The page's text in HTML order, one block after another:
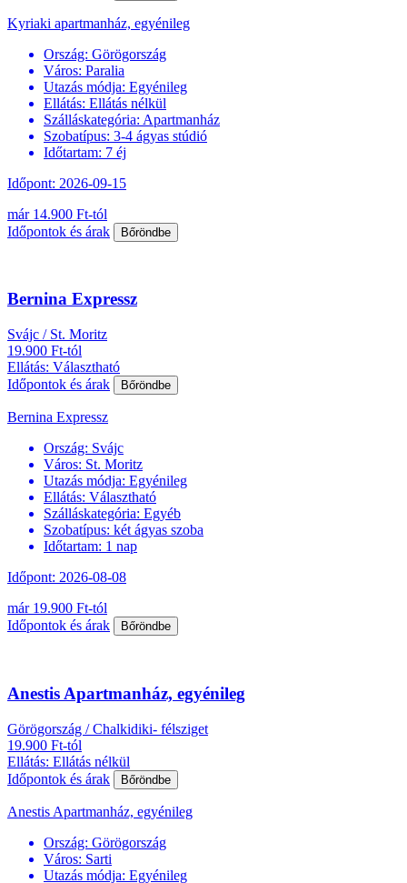
Kyriaki apartmanház, egyénileg
Ország: Görögország
Város: Paralia
Utazás módja: Egyénileg
Ellátás: Ellátás nélkül
Szálláskategória: Apartmanház
Szobatípus: 3-4 ágyas stúdió
Időtartam: 7 éj
Időpont: 2026-09-15
már 14.900 Ft-tól
Időpontok és árak
Bőröndbe
Bernina Expressz
Svájc / St. Moritz
19.900 Ft-tól
Ellátás: Választható
Időpontok és árak
Bőröndbe
Bernina Expressz
Ország: Svájc
Város: St. Moritz
Utazás módja: Egyénileg
Ellátás: Választható
Szálláskategória: Egyéb
Szobatípus: két ágyas szoba
Időtartam: 1 nap
Időpont: 2026-08-08
már 19.900 Ft-tól
Időpontok és árak
Bőröndbe
Anestis Apartmanház, egyénileg
Görögország / Chalkidiki- félsziget
19.900 Ft-tól
Ellátás: Ellátás nélkül
Időpontok és árak
Bőröndbe
Anestis Apartmanház, egyénileg
Ország: Görögország
Város: Sarti
Utazás módja: Egyénileg